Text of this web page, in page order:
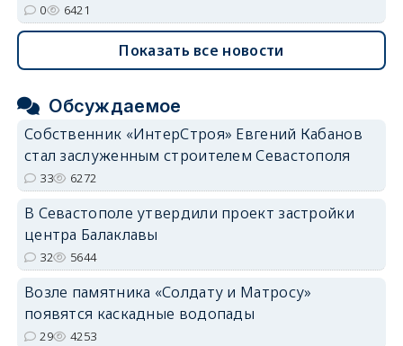
0 6421
Показать все новости
Обсуждаемое
Собственник «ИнтерСтроя» Евгений Кабанов
стал заслуженным строителем Севастополя
33 6272
В Севастополе утвердили проект застройки
центра Балаклавы
32 5644
Возле памятника «Солдату и Матросу»
появятся каскадные водопады
29 4253